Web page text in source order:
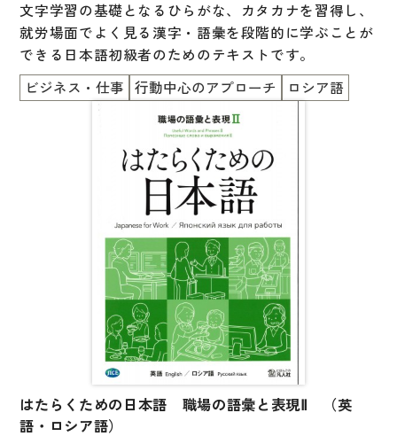
ロシア語辞典
各国語辞典
国語辞典
語学・文法辞典
表現・用字用語辞典
教師用参考書
日本語教授法
教室活動参考書
音声・音韻
語彙・意味
文字学習の基礎となるひらがな、カタカナを習得し、
就労場面でよく見る漢字・語彙を段階的に学ぶことが
できる日本語初級者のためのテキストです。
ビジネス・仕事 行動中心のアプローチ ロシア語
はたらくための日本語 職場の語彙と表現Ⅱ （英
語・ロシア語）